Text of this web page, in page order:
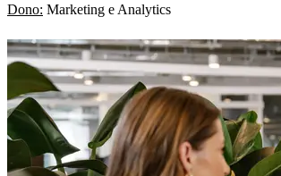
Dono: Marketing e Analytics